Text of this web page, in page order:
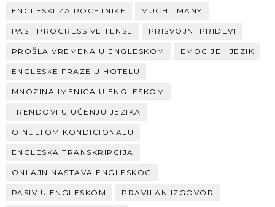
ENGLESKI ZA POCETNIKE MUCH I MANY
PAST PROGRESSIVE TENSE PRISVOJNI PRIDEVI
PROŠLA VREMENA U ENGLESKOM EMOCIJE I JEZIK
ENGLESKE FRAZE U HOTELU
MNOZINA IMENICA U ENGLESKOM
TRENDOVI U UČENJU JEZIKA
O NULTOM KONDICIONALU
ENGLESKA TRANSKRIPCIJA
ONLAJN NASTAVA ENGLESKOG
PASIV U ENGLESKOM PRAVILAN IZGOVOR